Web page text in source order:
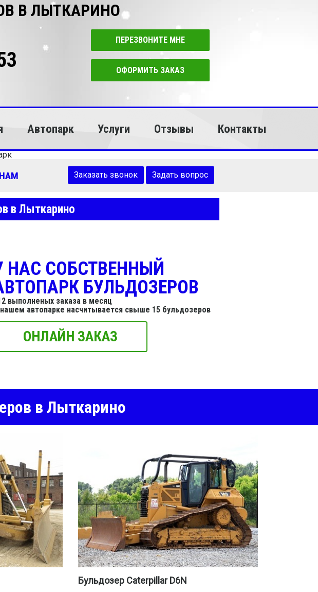
В ЛЫТКАРИНО
ПЕРЕЗВОНИТЕ МНЕ
ОФОРМИТЬ ЗАКАЗ
Автопарк Услуги Отзывы Контакты
Заказать звонок Задать вопрос
в Лыткарино
НАС СОБСТВЕННЫЙ
БУЛЬДОЗЕРОВ
выполненых заказа в месяц
автопарке насчитывается свыше 15 бульдозеров
ОНЛАЙН ЗАКАЗ
в Лыткарино
Бульдозер Caterpillar D6N